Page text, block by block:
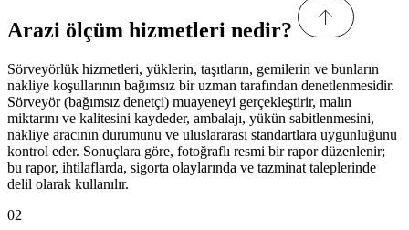
Arazi ölçüm hizmetleri nedir?
Sörveyörlük hizmetleri, yüklerin, taşıtların, gemilerin ve bunların
nakliye koşullarının bağımsız bir uzman tarafından denetlenmesidir.
Sörveyör (bağımsız denetçi) muayeneyi gerçekleştirir, malın
miktarını ve kalitesini kaydeder, ambalajı, yükün sabitlenmesini,
nakliye aracının durumunu ve uluslararası standartlara uygunluğunu
kontrol eder. Sonuçlara göre, fotoğraflı resmi bir rapor düzenlenir;
bu rapor, ihtilaflarda, sigorta olaylarında ve tazminat taleplerinde
delil olarak kullanılır.
02